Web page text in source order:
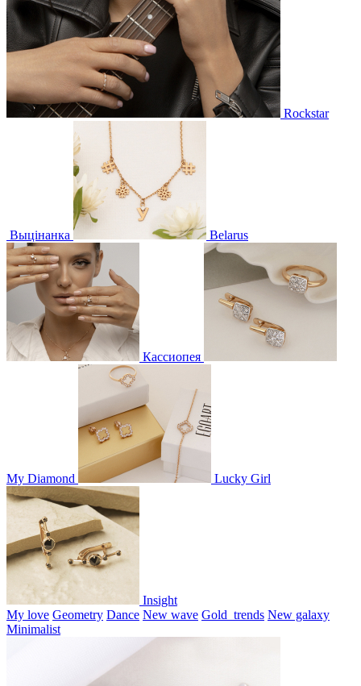
Rockstar
Выцінанка Belarus
Кассиопея
My Diamond Lucky Girl
Insight
My love Geometry Dance New wave Gold_trends New galaxy
Minimalist